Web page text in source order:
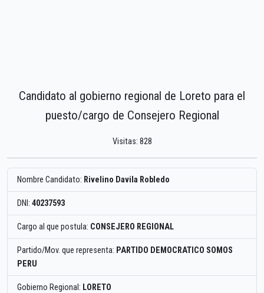
Candidato al gobierno regional de Loreto para el
puesto/cargo de Consejero Regional
Visitas: 828
Nombre Candidato: Rivelino Davila Robledo
DNI: 40237593
Cargo al que postula: CONSEJERO REGIONAL
Partido/Mov. que representa: PARTIDO DEMOCRATICO SOMOS
PERU
Gobierno Regional: LORETO